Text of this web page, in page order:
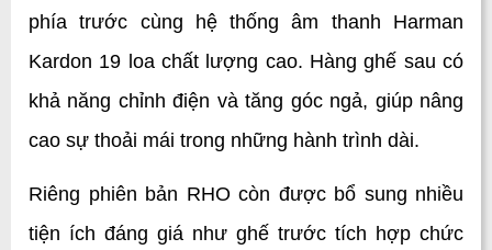
phía trước cùng hệ thống âm thanh Harman
Kardon 19 loa chất lượng cao. Hàng ghế sau có
khả năng chỉnh điện và tăng góc ngả, giúp nâng
cao sự thoải mái trong những hành trình dài.
Riêng phiên bản RHO còn được bổ sung nhiều
tiện ích đáng giá như ghế trước tích hợp chức